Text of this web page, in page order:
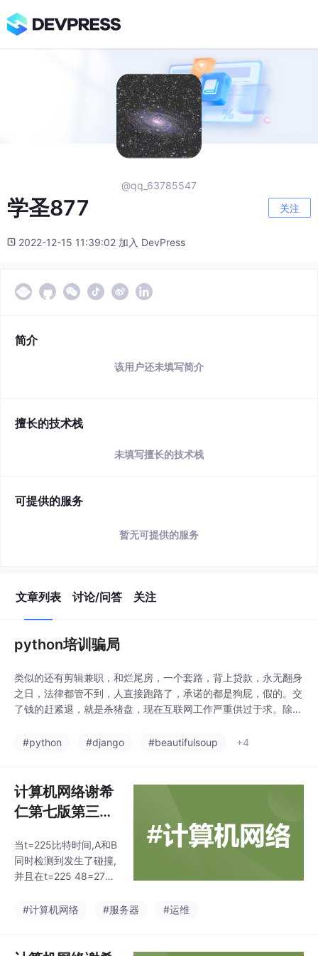
@qq_63785547
学圣877 关注
2022-12-15 11:39:02 加入 DevPress
简介
该用户还未填写简介
擅长的技术栈
未填写擅长的技术栈
可提供的服务
暂无可提供的服务
文章列表 讨论/问答 关注
python培训骗局
类似的还有剪辑兼职，和烂尾房，一个套路，背上贷款，永无翻身
之日，法律都管不到，人直接跑路了，承诺的都是狗屁，假的。交
了钱的赶紧退，就是杀猪盘，现在互联网工作严重供过于求。除非
能会跑路。千万不要相信，尤其是小白。很多机构打着python培
#python #django #beautifulsoup +4
计算机网络谢希
仁第七版第三章
当t=225比特时间,A和B
同时检测到发生了碰撞,
并且在t=225 48=273
号的传输。如果A发送
#计算机网络 #服务器 #运维